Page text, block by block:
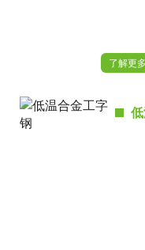
了解更多